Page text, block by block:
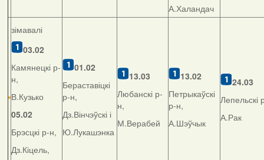
А.Халандач
зімавалі
03.02
Камянецкі р-
н,
В.Кузько
05.02
Брэсцкі р-н,
Дз.Кіцель,
01.02
Бераставіцкі
р-н,
Дз.Вінчэўскі і
Ю.Лукашэнка
13.03
Любанскі р-
н,
М.Верабей
13.02
Петрыкаўскі
р-н,
А.Шэўчык
24.03
Лепельскі
А.Рак